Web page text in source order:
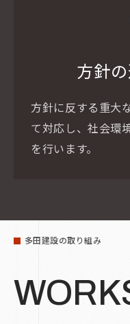
方針
方針に反する重大
て対応し、社会環
を行います。
多田建設の取り組み